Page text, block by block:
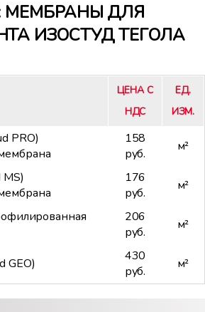
МЕМБРАНЫ ДЛЯ
ИЗОСТУД ТЕГОЛА
ЦЕНА С
НДС
ЕД.
ИЗМ.
PRO)
158
руб.
м²
176
руб.
м²
206
руб.
м²
GEO)
430
руб.
м²